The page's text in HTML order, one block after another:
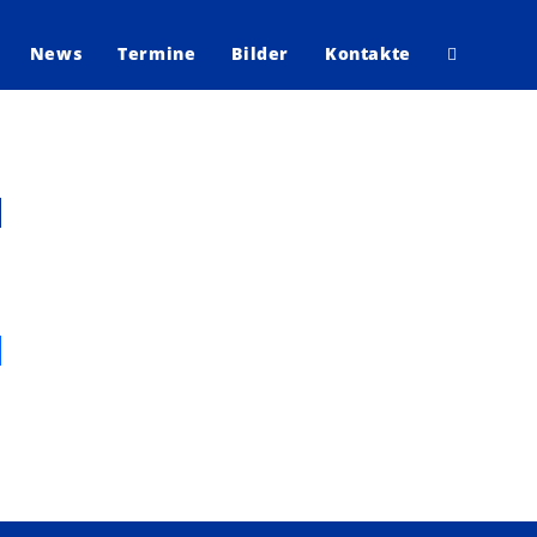
News Termine Bilder Kontakte